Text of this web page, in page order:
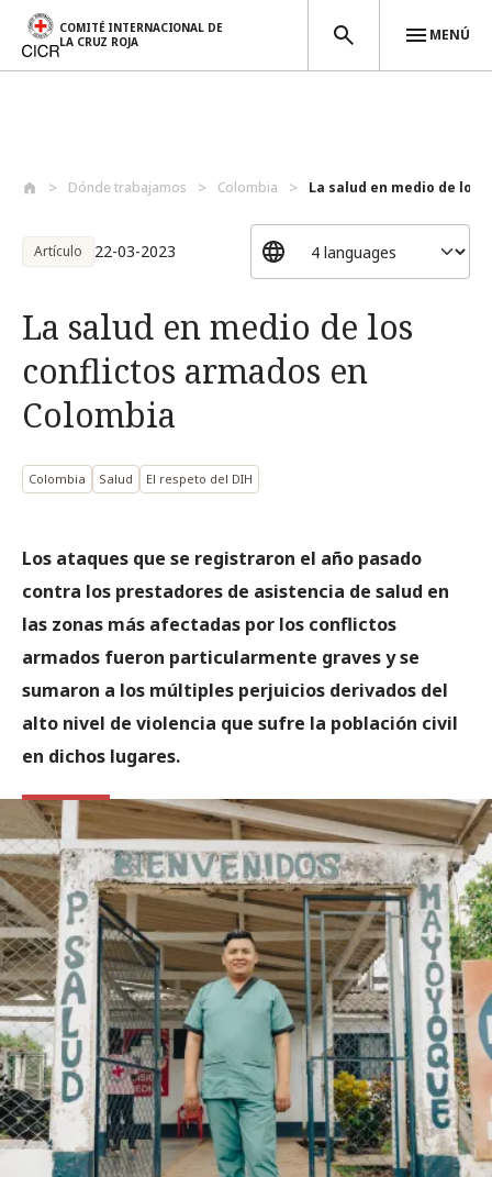
COMITÉ INTERNACIONAL DE
LA CRUZ ROJA
MENÚ
Dónde trabajamos Colombia La salud en medio de los
Artículo 22-03-2023
La salud en medio de los
conflictos armados en
Colombia
Colombia Salud El respeto del DIH
Los ataques que se registraron el año pasado
contra los prestadores de asistencia de salud en
las zonas más afectadas por los conflictos
armados fueron particularmente graves y se
sumaron a los múltiples perjuicios derivados del
alto nivel de violencia que sufre la población civil
en dichos lugares.